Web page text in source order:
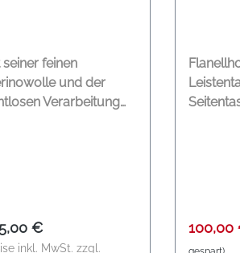
seiner feinen
und der
Verarbeitung
Rippstruktur und
Passform
Preis:
€
inkl. MwSt. zzgl.
100,00